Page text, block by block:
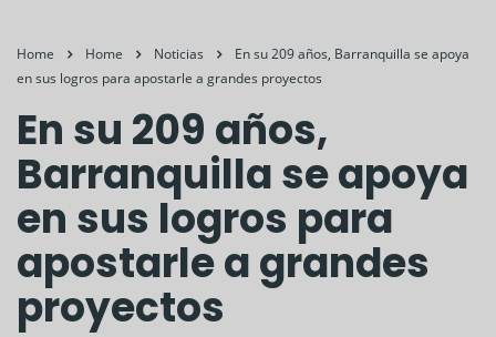
Home Home Noticias
En su 209 años, Barranquilla se apoya
en sus logros para apostarle a grandes proyectos
En su 209 años,
Barranquilla se apoya
en sus logros para
apostarle a grandes
proyectos